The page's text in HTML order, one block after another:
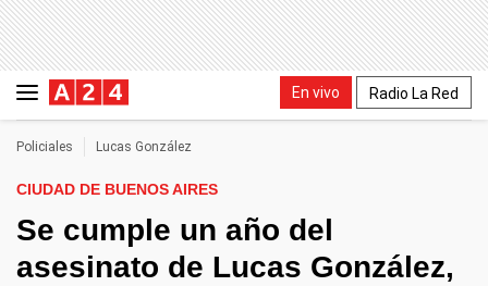
En vivo Radio La Red
Policiales Lucas González
CIUDAD DE BUENOS AIRES
Se cumple un año del
asesinato de Lucas González,